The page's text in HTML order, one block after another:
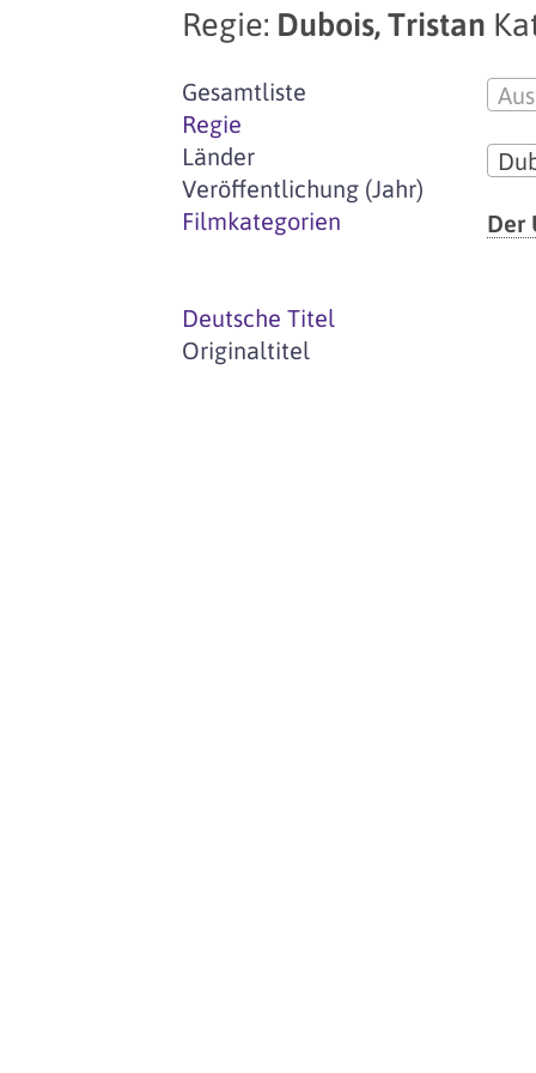
Regie: Dubois, Tristan
Gesamtliste
Regie
Länder
Veröffentlichung (Jahr)
Filmkategorien
Deutsche Titel
Originaltitel
Der